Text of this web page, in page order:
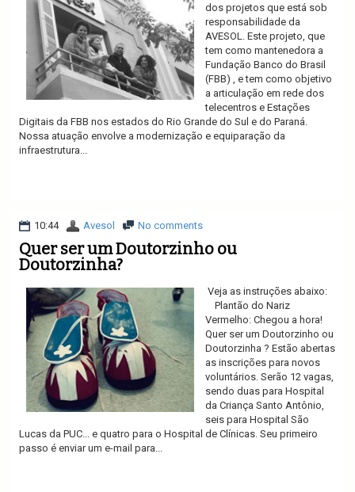
dos projetos que está sob
responsabilidade da
AVESOL. Este projeto, que
tem como mantenedora a
Fundação Banco do Brasil
(FBB) , e tem como objetivo
a articulação em rede dos
telecentros e Estações
Digitais da FBB nos estados do Rio Grande do Sul e do Paraná.
Nossa atuação envolve a modernização e equiparação da
infraestrutura...
10:44 Avesol No comments
Quer ser um Doutorzinho ou
Doutorzinha?
Veja as instruções abaixo:
Plantão do Nariz
Vermelho: Chegou a hora!
Quer ser um Doutorzinho ou
Doutorzinha ? Estão abertas
as inscrições para novos
voluntários. Serão 12 vagas,
sendo duas para Hospital
da Criança Santo Antônio,
seis para Hospital São
Lucas da PUC... e quatro para o Hospital de Clínicas. Seu primeiro
passo é enviar um e-mail para...